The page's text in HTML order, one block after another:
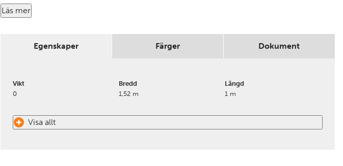
med förbättrad repositionerbarhet och hög vidhäftningsstyrka. Detta ger
totalt exakthet vid montering. MetaCast® MCX stöds av vår MetaSure™-
Vid beställning under 5 löpmeter tillkommer avrullningsavgift 75:-
Läs mer
Egenskaper Färger Dokument
Vikt
0
Bredd
1,52 m
Längd
1 m
Visa allt